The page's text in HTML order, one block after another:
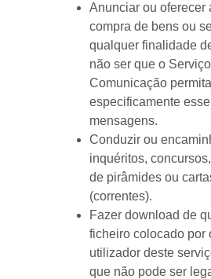
Anunciar ou oferecer
compra de bens ou
qualquer finalidade
não ser que o
Comunicação permita
especificamente
mensagens.
Conduzir ou
inquéritos,
de pirâmides ou
(correntes).
Fazer download de
ficheiro colocado por
utilizador deste
que não pode ser